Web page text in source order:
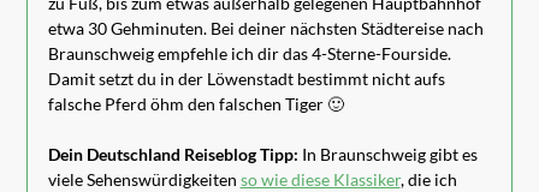
etwa 30 Gehminuten. Bei deiner nächsten Städtereise nach
Braunschweig empfehle ich dir das 4-Sterne-Fourside.
Damit setzt du in der Löwenstadt bestimmt nicht aufs
falsche Pferd öhm den falschen Tiger 🙂
Dein Deutschland Reiseblog Tipp: In Braunschweig gibt es
viele Sehenswürdigkeiten so wie diese Klassiker, die ich